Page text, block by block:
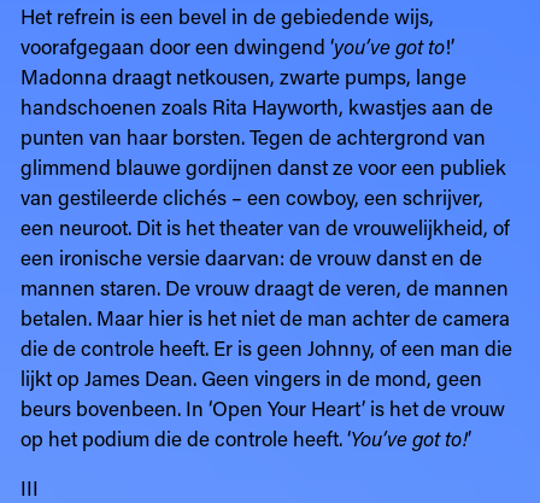
Het refrein is een bevel in de gebiedende wijs,
voorafgegaan door een dwingend ‘you’ve got to!’
Madonna draagt netkousen, zwarte pumps, lange
handschoenen zoals Rita Hayworth, kwastjes aan de
punten van haar borsten. Tegen de achtergrond van
glimmend blauwe gordijnen danst ze voor een publiek
van gestileerde clichés – een cowboy, een schrijver,
een neuroot. Dit is het theater van de vrouwelijkheid, of
een ironische versie daarvan: de vrouw danst en de
mannen staren. De vrouw draagt de veren, de mannen
betalen. Maar hier is het niet de man achter de camera
die de controle heeft. Er is geen Johnny, of een man die
lijkt op James Dean. Geen vingers in de mond, geen
beurs bovenbeen. In ‘Open Your Heart’ is het de vrouw
op het podium die de controle heeft. ‘You’ve got to!’
III